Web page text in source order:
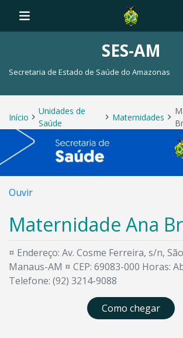
SES-AM
Secretaria de Estado de Saúde do Amazonas
Início
Unidades de
Saúde
Maternidades
Ouvir
Maternidade Ana
¤ Endereço: Av. Cosme Ferreira, s/n,
Manaus-AM ¤ CEP: 69083-000 Horas:
Telefone: (92) 3214-9088
Como chegar